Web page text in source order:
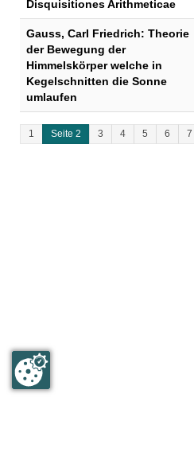
Disquisitiones Arithmeticae
Gauss, Carl Friedrich: Theorie
der Bewegung der
Himmelskörper welche in
Kegelschnitten die Sonne
umlaufen
1 Seite 2 3 4 5 6 7